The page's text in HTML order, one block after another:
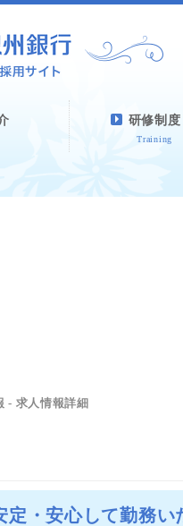
研修制度
Training
- 求人情報詳細
安心して勤務い